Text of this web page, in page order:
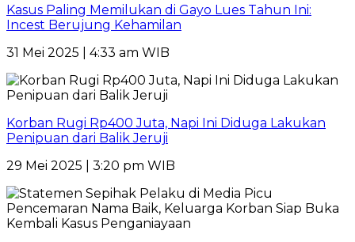
Kasus Paling Memilukan di Gayo Lues Tahun Ini:
Incest Berujung Kehamilan
31 Mei 2025 | 4:33 am WIB
Korban Rugi Rp400 Juta, Napi Ini Diduga Lakukan
Penipuan dari Balik Jeruji
29 Mei 2025 | 3:20 pm WIB